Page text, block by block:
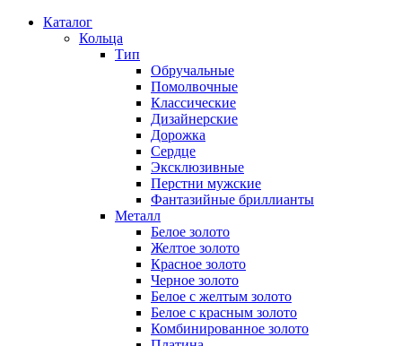
Каталог
Кольца
Тип
Обручальные
Помолвочные
Классические
Дизайнерские
Дорожка
Сердце
Эксклюзивные
Перстни мужские
Фантазийные бриллианты
Металл
Белое золото
Желтое золото
Красное золото
Черное золото
Белое с желтым золото
Белое с красным золото
Комбинированное золото